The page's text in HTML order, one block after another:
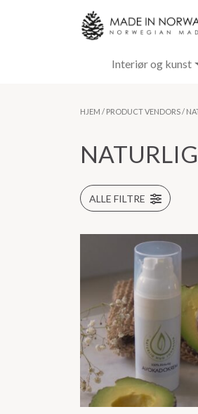
Interiør og kunst
HJEM / PRODUCT VENDORS /
ALLE FILTRE